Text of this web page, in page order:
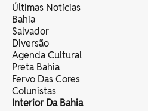
Últimas Notícias
Bahia
Salvador
Diversão
Agenda Cultural
Preta Bahia
Fervo Das Cores
Colunistas
Interior Da Bahia